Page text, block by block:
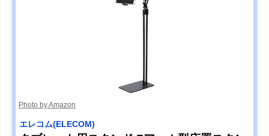
Photo by Amazon
エレコム(ELECOM)